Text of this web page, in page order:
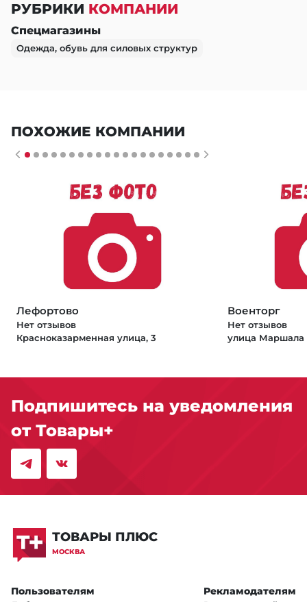
РУБРИКИ КОМПАНИИ
Спецмагазины
Одежда, обувь для силовых структур
ПОХОЖИЕ КОМПАНИИ
Лефортово
Нет отзывов
Красноказарменная улица, 3
Военторг
Нет отзывов
улица Маршала
Подпишитесь на уведомления
от Товары+
ТОВАРЫ ПЛЮС
МОСКВА
Пользователям Рекламодателям